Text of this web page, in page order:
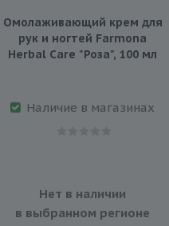
Омолаживающий крем для
рук и ногтей Farmona
Herbal Care "Роза", 100 мл
Наличие в магазинах
Нет в наличии
в выбранном регионе